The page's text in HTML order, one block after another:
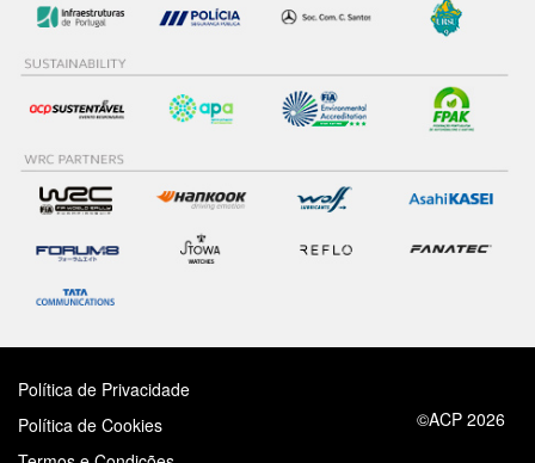
Política de Privacidade
Política de Cookies
©ACP 2026